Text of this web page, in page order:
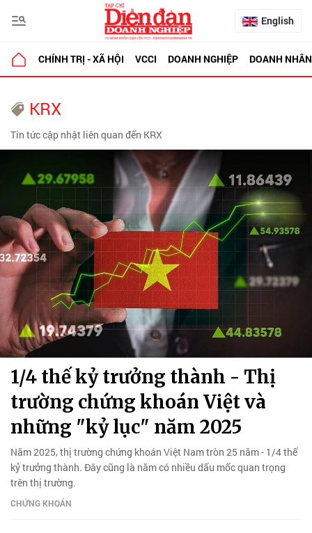
English
CHÍNH TRỊ - XÃ HỘI VCCI DOANH NGHIỆP DOANH NHÂN
KRX
Tin tức cập nhật liên quan đến KRX
1/4 thế kỷ trưởng thành - Thị
trường chứng khoán Việt và
những "kỷ lục" năm 2025
Năm 2025, thị trường chứng khoán Việt Nam tròn 25 năm - 1/4 thế
kỷ trưởng thành. Đây cũng là năm có nhiều dấu mốc quan trọng
trên thị trường.
CHỨNG KHOÁN